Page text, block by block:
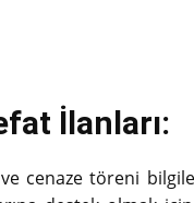
İlanları:
cenaze töreni